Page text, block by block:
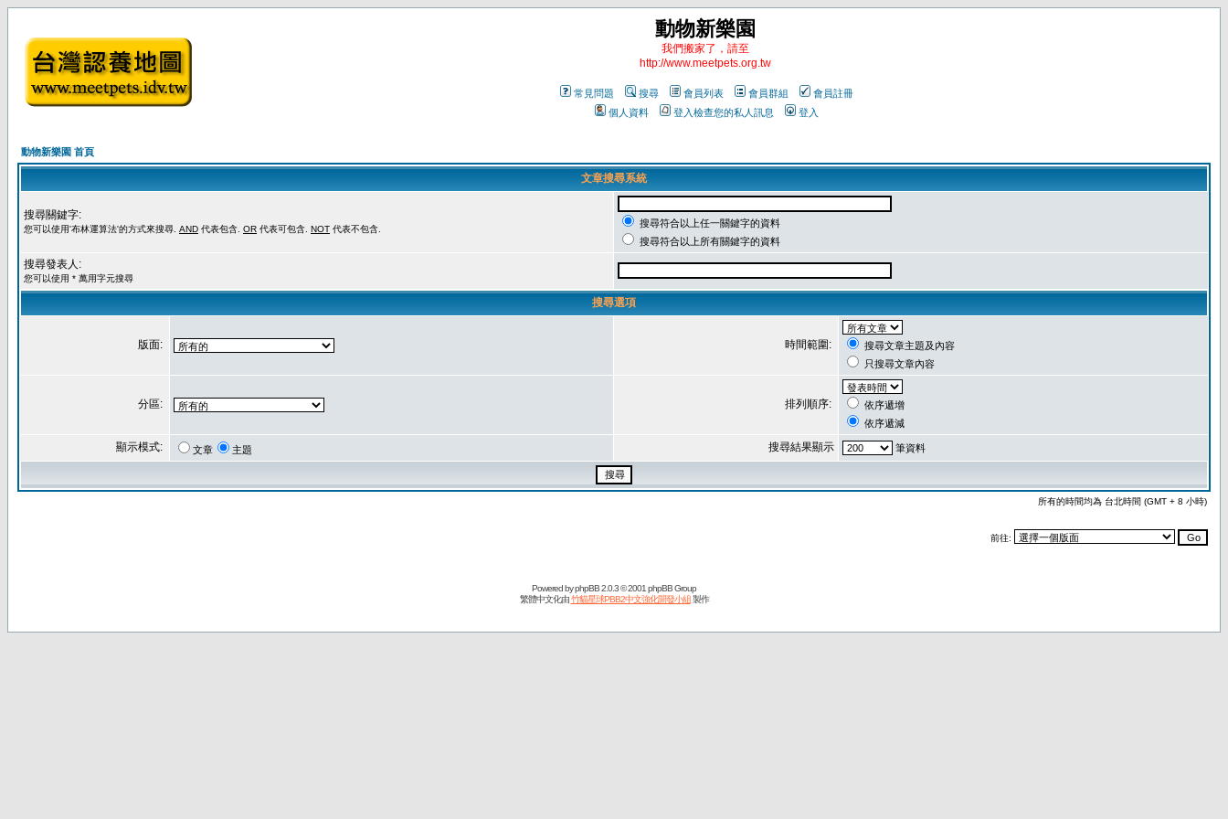
動物新樂園
我們搬家了，請至
http://www.meetpets.org.tw
常見問題 搜尋 會員列表 會員群組
會員註冊
個人資料
登入檢查您的私人訊息 登入
動物新樂園 首頁
文章搜尋系統
搜尋關鍵字:
您可以使用'布林運算法'的方式來搜尋. AND 代表包含. OR 代表可包含. NOT 代表不包含.
搜尋符合以上任一關鍵字的資料
搜尋符合以上所有關鍵字的資料
搜尋發表人:
您可以使用 * 萬用字元搜尋
搜尋選項
版面: 時間範圍:
搜尋文章主題及內容
只搜尋文章內容
分區: 排列順序:
依序遞增
依序遞減
顯示模式: 文章 主題 搜尋結果顯示 筆資料
所有的時間均為 台北時間 (GMT + 8 小時)
前往:
Powered byphpBB2.0.3 © 2001 phpBB Group
繁體中文化由竹貓星球PBB2中文強化開發小組製作